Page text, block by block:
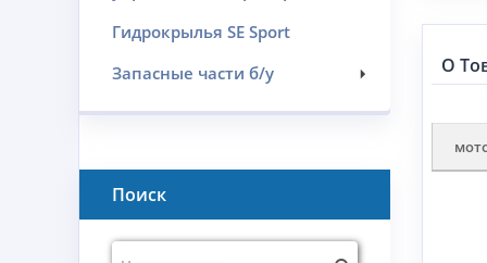
Гидрокрылья SE Sport
Запасные части б/у
Поиск
О